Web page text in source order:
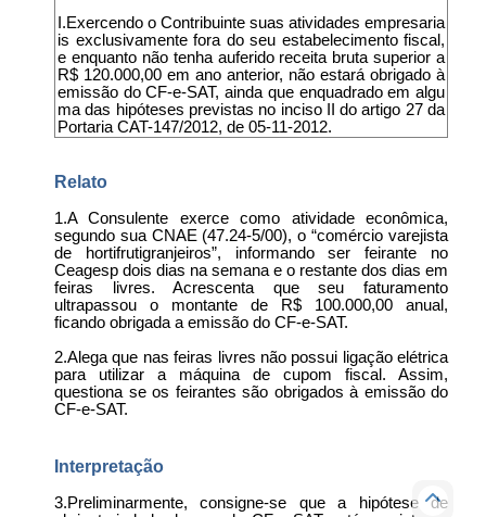
I.Exercendo o Contribuinte suas atividades empresaria
is exclusivamente fora do seu estabelecimento fiscal,
e enquanto não tenha auferido receita bruta superior a
R$ 120.000,00 em ano anterior, não estará obrigado à
emissão do CF-e-SAT, ainda que enquadrado em algu
ma das hipóteses previstas no inciso II do artigo 27 da
Portaria CAT-147/2012, de 05-11-2012.
Relato
1.A Consulente exerce como atividade econômica,
segundo sua CNAE (47.24-5/00), o “comércio varejista
de hortifrutigranjeiros”, informando ser feirante no
Ceagesp dois dias na semana e o restante dos dias em
feiras livres. Acrescenta que seu faturamento
ultrapassou o montante de R$ 100.000,00 anual,
ficando obrigada a emissão do CF-e-SAT.
2.Alega que nas feiras livres não possui ligação elétrica
para utilizar a máquina de cupom fiscal. Assim,
questiona se os feirantes são obrigados à emissão do
CF-e-SAT.
Interpretação
3.Preliminarmente, consigne-se que a hipótese de